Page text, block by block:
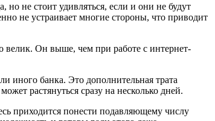
не стоит удивляться, если и они не будут
не устраивает многие стороны, что приводит
велик. Он выше, чем при работе с интернет-
иного банка. Это дополнительная трата
растянуться сразу на несколько дней.
приходится понести подавляющему числу